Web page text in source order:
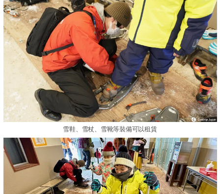
雪鞋、雪杖、雪靴等裝備可以租賃